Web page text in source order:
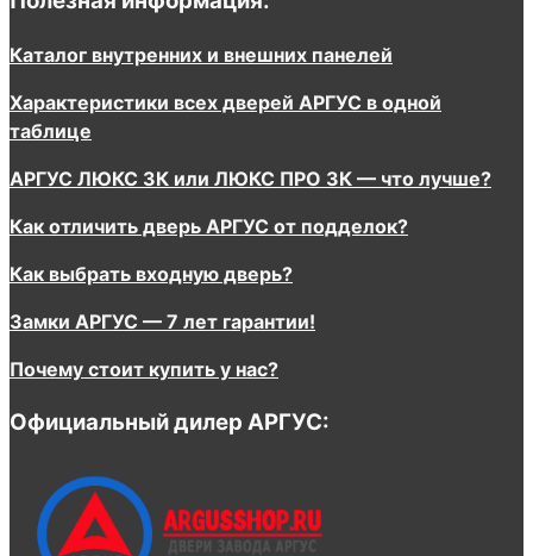
Каталог внутренних и внешних панелей
Характеристики всех дверей АРГУС в одной
таблице
АРГУС ЛЮКС 3К или ЛЮКС ПРО 3К — что лучше?
Как отличить дверь АРГУС от подделок?
Как выбрать входную дверь?
Замки АРГУС — 7 лет гарантии!
Почему стоит купить у нас?
Официальный дилер АРГУС: